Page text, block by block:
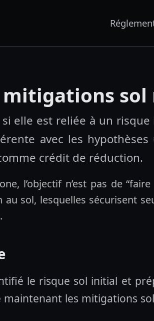
mitigations sol
elle est reliée à un
avec les
crédit de réduction.
l’objectif n’est pas de
sol, lesquelles sécurisent
le risque sol initial et
maintenant les mitigations